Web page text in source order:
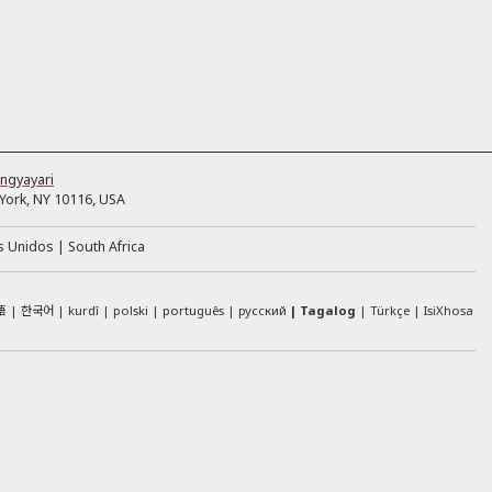
NY 10116, USA
Unidos South Africa
한국어 kurdî polski português русский Tagalog Türkçe IsiXhosa